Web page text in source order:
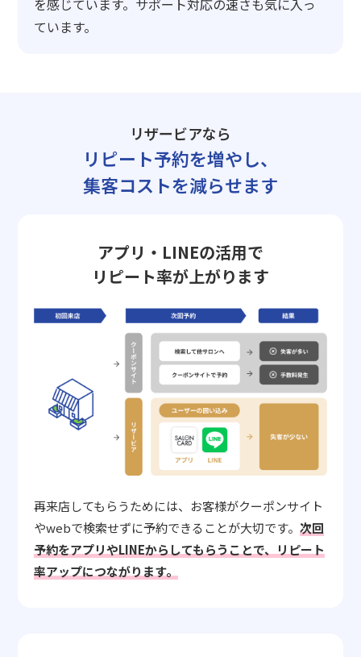
ています。
リザービアなら
リピート予約を増やし、
集客コストを減らせます
アプリ・LINEの活用で
リピート率が上がります
再来店してもらうためには、お客様がクーポンサイト
やwebで検索せずに予約できることが大切です。次回
予約をアプリやLINEからしてもらうことで、リピート
率アップにつながります。